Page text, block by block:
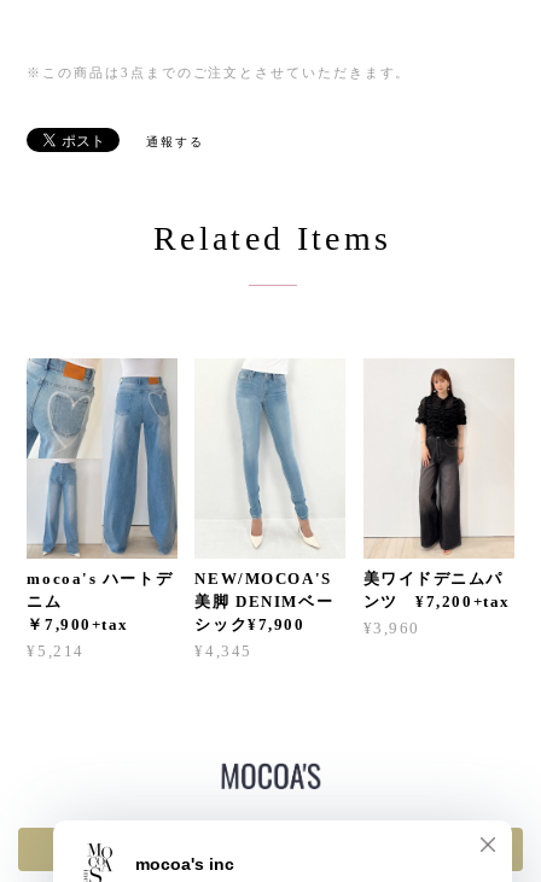
※この商品は3点までのご注文とさせていただきます。
通報する
Related Items
mocoa's ハートデ
ニム
￥7,900+tax
¥5,214
NEW/MOCOA'S
美脚 DENIMベー
シック¥7,900
¥4,345
美ワイドデニムパ
ンツ ¥7,200+tax
¥3,960